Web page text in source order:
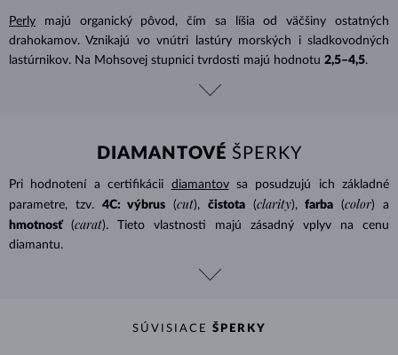
Perly
majú organický pôvod, čím sa líšia od väčšiny ostatných
drahokamov. Vznikajú vo vnútri lastúry morských i sladkovodných
lastúrnikov. Na Mohsovej stupnici tvrdosti majú hodnotu 2,5–4,5.
DIAMANTOVÉ ŠPERKY
Pri hodnotení a certifikácii diamantovsa posudzujú ich základné
parametre, tzv.
4C: výbrus (cut), čistota (clarity), farba (color) a
hmotnosť
(carat). Tieto vlastnosti majú zásadný vplyv na cenu
diamantu.
SÚVISIACE ŠPERKY